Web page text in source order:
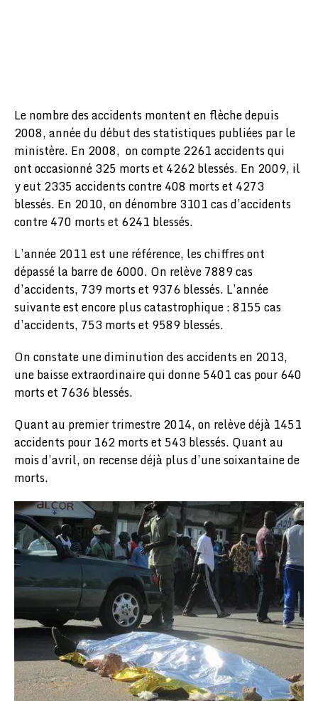
Le nombre des accidents montent en flèche depuis
2008, année du début des statistiques publiées par le
ministère. En 2008, on compte 2261 accidents qui
ont occasionné 325 morts et 4262 blessés. En 2009, il
y eut 2335 accidents contre 408 morts et 4273
blessés. En 2010, on dénombre 3101 cas d’accidents
contre 470 morts et 6241 blessés.
L’année 2011 est une référence, les chiffres ont
dépassé la barre de 6000. On relève 7889 cas
d’accidents, 739 morts et 9376 blessés. L’année
suivante est encore plus catastrophique : 8155 cas
d’accidents, 753 morts et 9589 blessés.
On constate une diminution des accidents en 2013,
une baisse extraordinaire qui donne 5401 cas pour 640
morts et 7636 blessés.
Quant au premier trimestre 2014, on relève déjà 1451
accidents pour 162 morts et 543 blessés. Quant au
mois d’avril, on recense déjà plus d’une soixantaine de
morts.